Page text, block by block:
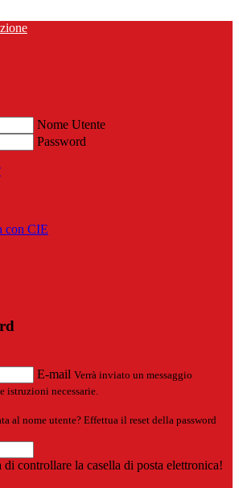
Nome Utente
Password
con CIE
E-mail Verrà inviato un messaggio
istruzioni necessarie.
al nome utente? Effettua il reset della password
controllare la casella di posta elettronica!